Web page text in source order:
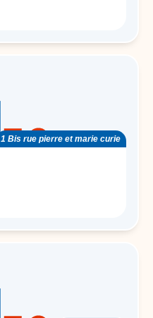
1 Bis rue pierre et marie curie